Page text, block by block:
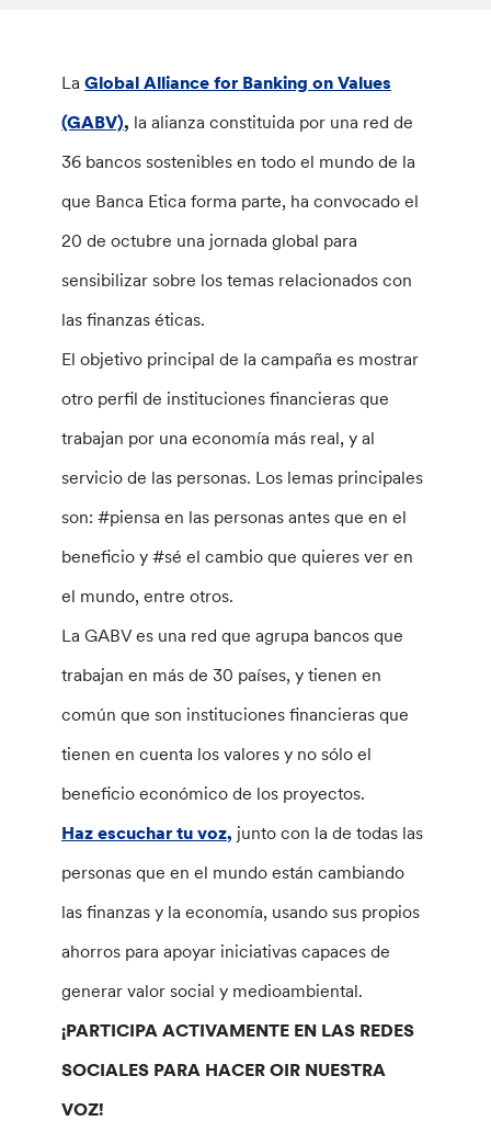
LaGlobal Alliance for Banking on Values
(GABV), la alianza constituida por una red de
36 bancos sostenibles en todo el mundo de la
que Banca Etica forma parte, ha convocado el
20 de octubre una jornada global para
sensibilizar sobre los temas relacionados con
las finanzas éticas.
El objetivo principal de la campaña es mostrar
otro perfil de instituciones financieras que
trabajan por una economía más real, y al
servicio de las personas. Los lemas principales
son: #piensa en las personas antes que en el
beneficio y #sé el cambio que quieres ver en
el mundo, entre otros.
La GABV es una red que agrupa bancos que
trabajan en más de 30 países, y tienen en
común que son instituciones financieras que
tienen en cuenta los valores y no sólo el
beneficio económico de los proyectos.
Haz escuchar tu voz, junto con la de todas las
personas que en el mundo están cambiando
las finanzas y la economía, usando sus propios
ahorros para apoyar iniciativas capaces de
generar valor social y medioambiental.
¡PARTICIPA ACTIVAMENTE EN LAS REDES
SOCIALES PARA HACER OIR NUESTRA
VOZ!